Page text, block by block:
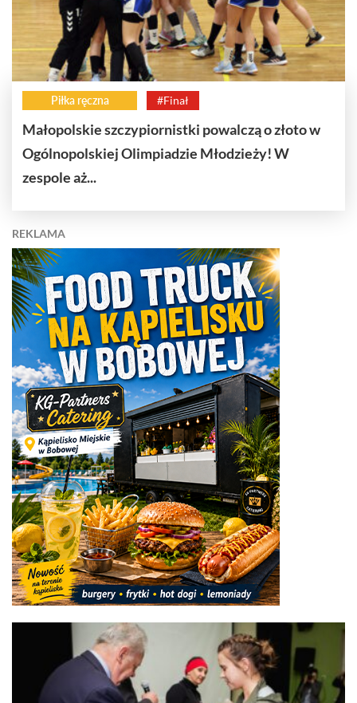
Piłka ręczna #Finał
Małopolskie szczypiornistki powalczą o złoto w
Ogólnopolskiej Olimpiadzie Młodzieży! W
zespole aż...
REKLAMA